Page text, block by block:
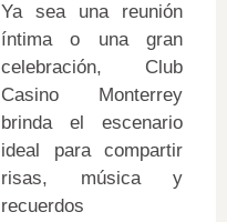
Ya sea una reunión
íntima o una gran
celebración, Club
Casino Monterrey
brinda el escenario
ideal para compartir
risas, música y
recuerdos